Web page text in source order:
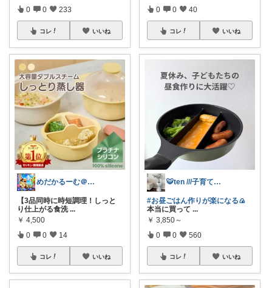
0 0 233
コレ いいね
めだかるーむ＠ありがとうございます。
【3品同時に時短調理！しっと
り仕上がる食洗 ...
￥ 4,500
0 0 14
コレ いいね
0 0 40
コレ いいね
🐯ten ///子育て暮らしの愛用品
#お昼ごはん作りが楽になる🍙
本当に買って ...
￥ 3,850～
0 0 560
コレ いいね